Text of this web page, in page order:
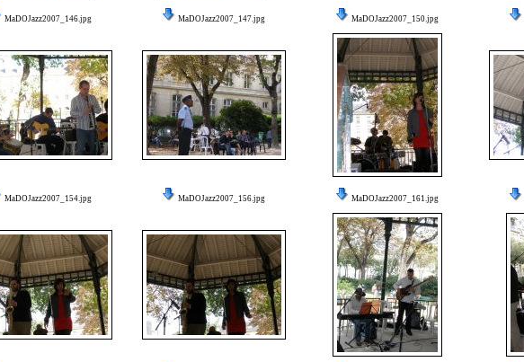
MaDOJazz2007_146.jpg MaDOJazz2007_147.jpg MaDOJazz2007_150.jpg
MaDOJazz2007_154.jpg MaDOJazz2007_156.jpg MaDOJazz2007_161.jpg